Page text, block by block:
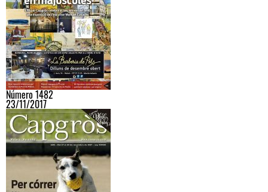
Número 1482
23/11/2017